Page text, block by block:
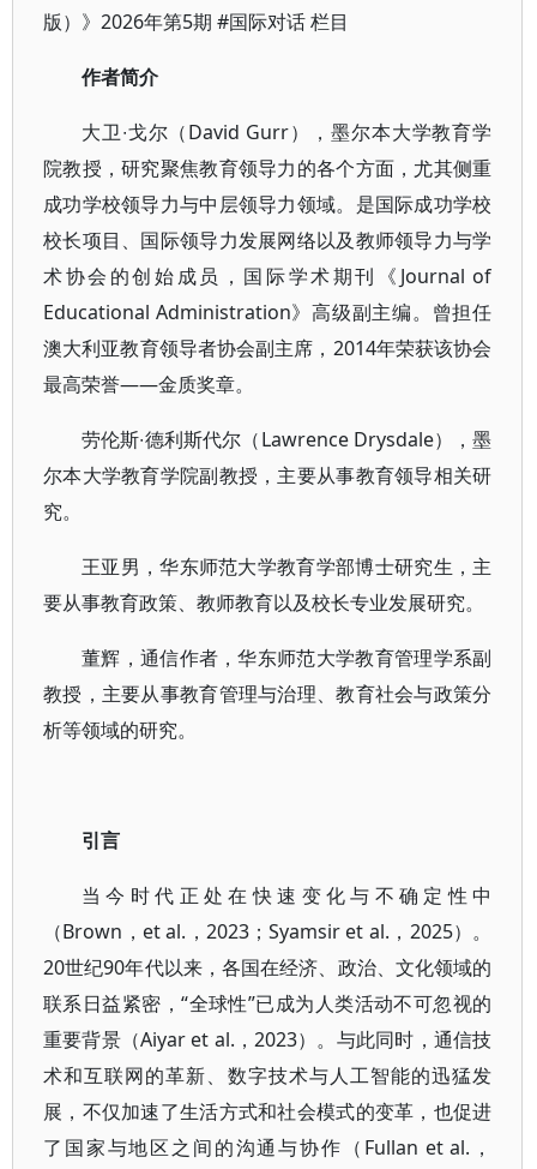
版）》2026年第5期 #国际对话 栏目
作者简介
大卫∙戈尔（David Gurr），墨尔本大学教育学
院教授，研究聚焦教育领导力的各个方面，尤其侧重
成功学校领导力与中层领导力领域。是国际成功学校
校长项目、国际领导力发展网络以及教师领导力与学
术协会的创始成员，国际学术期刊《Journal of
Educational Administration》高级副主编。曾担任
澳大利亚教育领导者协会副主席，2014年荣获该协会
最高荣誉——金质奖章。
劳伦斯∙德利斯代尔（Lawrence Drysdale），墨
尔本大学教育学院副教授，主要从事教育领导相关研
究。
王亚男，华东师范大学教育学部博士研究生，主
要从事教育政策、教师教育以及校长专业发展研究。
董辉，通信作者，华东师范大学教育管理学系副
教授，主要从事教育管理与治理、教育社会与政策分
析等领域的研究。
引言
当今时代正处在快速变化与不确定性中
（Brown，et al.，2023；Syamsir et al.，2025）。
20世纪90年代以来，各国在经济、政治、文化领域的
联系日益紧密，“全球性”已成为人类活动不可忽视的
重要背景（Aiyar et al.，2023）。与此同时，通信技
术和互联网的革新、数字技术与人工智能的迅猛发
展，不仅加速了生活方式和社会模式的变革，也促进
了国家与地区之间的沟通与协作（Fullan et al.，